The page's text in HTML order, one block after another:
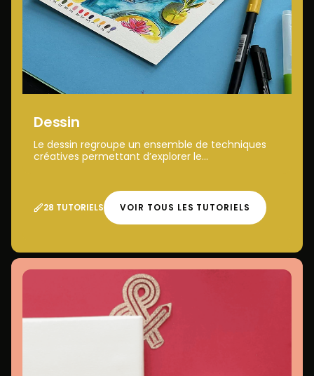
Dessin
Le dessin regroupe un ensemble de techniques
créatives permettant d’explorer le...
28 TUTORIELS VOIR TOUS LES TUTORIELS